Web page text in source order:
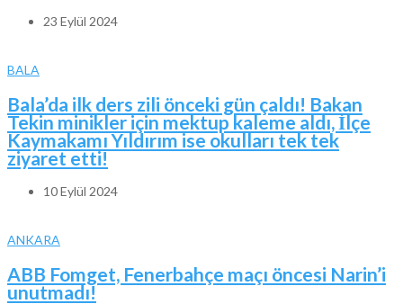
23 Eylül 2024
BALA
Bala’da ilk ders zili önceki gün çaldı! Bakan
Tekin minikler için mektup kaleme aldı, İlçe
Kaymakamı Yıldırım ise okulları tek tek
ziyaret etti!
10 Eylül 2024
ANKARA
ABB Fomget, Fenerbahçe maçı öncesi Narin’i
unutmadı!